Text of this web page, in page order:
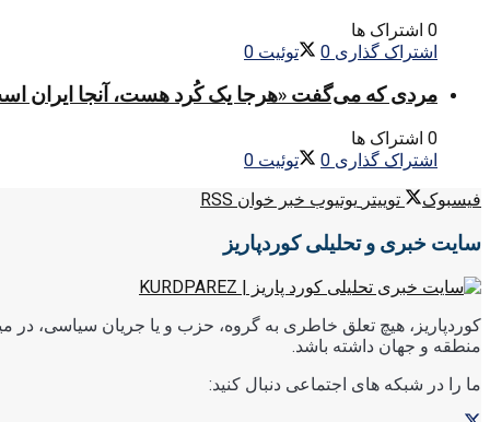
0 اشتراک ها
اشتراک گذاری 0 توئیت 0
مردی که می‌گفت «هرجا یک کُرد هست، آنجا ایران
0 اشتراک ها
اشتراک گذاری 0 توئیت 0
فیسبوک
توییتر یوتیوب خبر خوان RSS
سایت خبری و تحلیلی کوردپاریز
کوردپاریز، هیچ تعلق خاطری به گروه، حزب و یا جریان سیاسی، در
منطقه و جهان داشته باشد.
ما را در شبکه های اجتماعی دنبال کنید: